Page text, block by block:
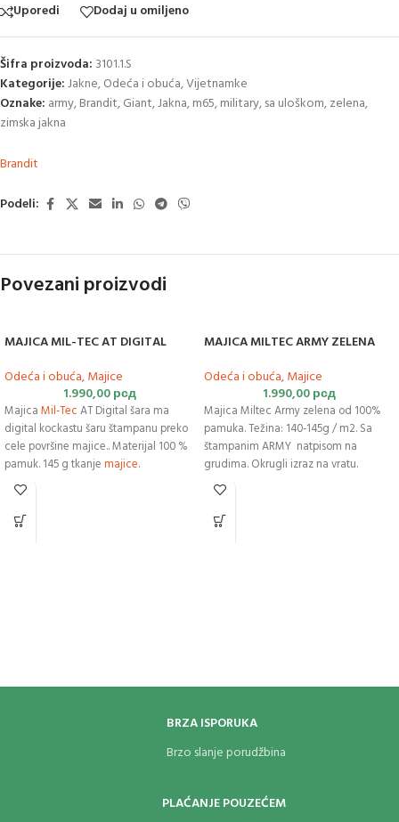
Uporedi Dodaj u omiljeno
Šifra proizvoda: 3101.1.S
Kategorije:Jakne,Odeća i obuća,Vijetnamke
Oznake: army,Brandit,Giant,Jakna,m65,military,sa uloškom,zelena,
zimska jakna
Brandit
Podeli:
Povezani proizvodi
MAJICA MIL-TEC AT DIGITAL
Odeća i obuća,Majice
1.990,00рсд
Majica Mil-Tec AT Digital šara ma
digital kockastu šaru štampanu preko
cele površine majice.. Materijal 100 %
pamuk. 145 g tkanje majice.
MAJICA MILTEC ARMY ZELENA
Odeća i obuća,Majice
1.990,00рсд
Majica Miltec Army zelena od 100%
pamuka. Težina: 140-145g / m2. Sa
štampanim ARMY natpisom na
grudima. Okrugli izraz na vratu.
BRZA ISPORUKA
Brzo slanje porudžbina
PLAĆANJE POUZEĆEM